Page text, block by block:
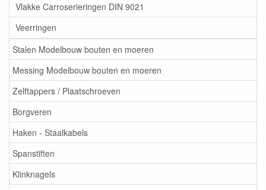
Vlakke Carroserieringen DIN 9021
Veerringen
Stalen Modelbouw bouten en moeren
Messing Modelbouw bouten en moeren
Zelftappers / Plaatschroeven
Borgveren
Haken - Staalkabels
Spanstiften
Klinknagels